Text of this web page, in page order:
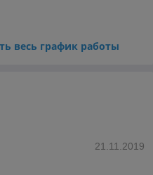
весь график работы
21.11.2019